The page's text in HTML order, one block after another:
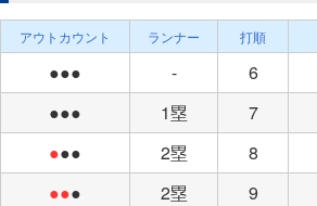
アウトカウント ランナー 打順
●●● - 6
●●●
1塁 7
●●● 2塁 8
●●● 2塁 9